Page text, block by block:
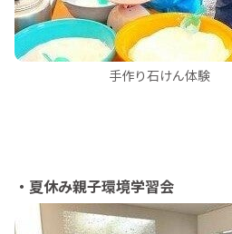
手作り石けん体験
・夏休み親子環境学習会